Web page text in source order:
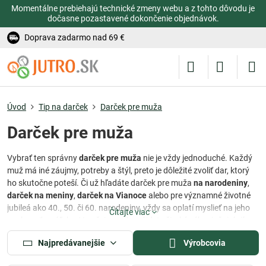
Momentálne prebiehajú technické zmeny webu a z tohto dôvodu je
dočasne pozastavené dokončenie objednávok.
Doprava zadarmo nad 69 €
Úvod Tip na darček Darček pre muža
Darček pre muža
Vybrať ten správnydarček pre muža nie je vždy jednoduché. Každý
muž má iné záujmy, potreby a štýl, preto je dôležité zvoliť dar, ktorý
ho skutočne poteší. Či už hľadáte darček pre muža na narodeniny,
darček na meniny, darček na Vianocealebo pre významné životné
jubileá ako 40., 50. či 60. narodeniny, vždy sa oplatí myslieť na jeho
rôzne príležitosti – od praktických pomôcok dozáhrady, cez kvalitné
náradie dodielneastavby , až po užitočné predmety dodomácnosti
akuchyne.
Čítajte viac
Najpredávanejšie Výrobcovia